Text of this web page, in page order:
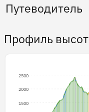
Путеводитель
Профиль высот
1500
2000
2500